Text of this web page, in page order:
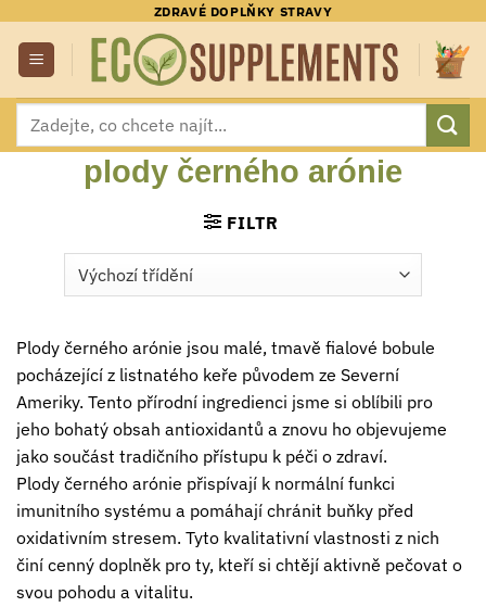
obsah
ZDRAVÉ DOPLŇKY STRAVY
Hledat:
plody černého arónie
FILTR
Plody černého arónie jsou malé, tmavě fialové bobule
pocházející z listnatého keře původem ze Severní
Ameriky. Tento přírodní ingredienci jsme si oblíbili pro
jeho bohatý obsah antioxidantů a znovu ho objevujeme
jako součást tradičního přístupu k péči o zdraví.
Plody černého arónie přispívají k normální funkci
imunitního systému a pomáhají chránit buňky před
oxidativním stresem. Tyto kvalitativní vlastnosti z nich
činí cenný doplněk pro ty, kteří si chtějí aktivně pečovat o
svou pohodu a vitalitu.